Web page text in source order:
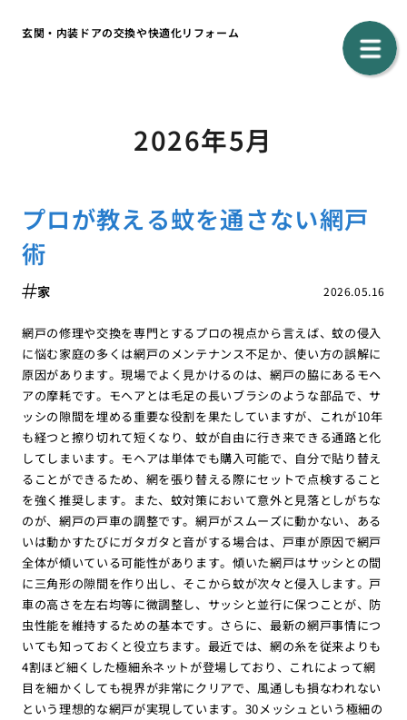
玄関・内装ドアの交換や快適化リフォーム
2026年5月
プロが教える蚊を通さない網戸
術
2026.05.16
家
網戸の修理や交換を専門とするプロの視点から言えば、蚊の侵入
に悩む家庭の多くは網戸のメンテナンス不足か、使い方の誤解に
原因があります。現場でよく見かけるのは、網戸の脇にあるモヘ
アの摩耗です。モヘアとは毛足の長いブラシのような部品で、サ
ッシの隙間を埋める重要な役割を果たしていますが、これが10年
も経つと擦り切れて短くなり、蚊が自由に行き来できる通路と化
してしまいます。モヘアは単体でも購入可能で、自分で貼り替え
ることができるため、網を張り替える際にセットで点検すること
を強く推奨します。また、蚊対策において意外と見落としがちな
のが、網戸の戸車の調整です。網戸がスムーズに動かない、ある
いは動かすたびにガタガタと音がする場合は、戸車が原因で網戸
全体が傾いている可能性があります。傾いた網戸はサッシとの間
に三角形の隙間を作り出し、そこから蚊が次々と侵入します。戸
車の高さを左右均等に微調整し、サッシと並行に保つことが、防
虫性能を維持するための基本です。さらに、最新の網戸事情につ
いても知っておくと役立ちます。最近では、網の糸を従来よりも
4割ほど細くした極細糸ネットが登場しており、これによって網
目を細かくしても視界が非常にクリアで、風通しも損なわれない
という理想的な網戸が実現しています。30メッシュという極細の